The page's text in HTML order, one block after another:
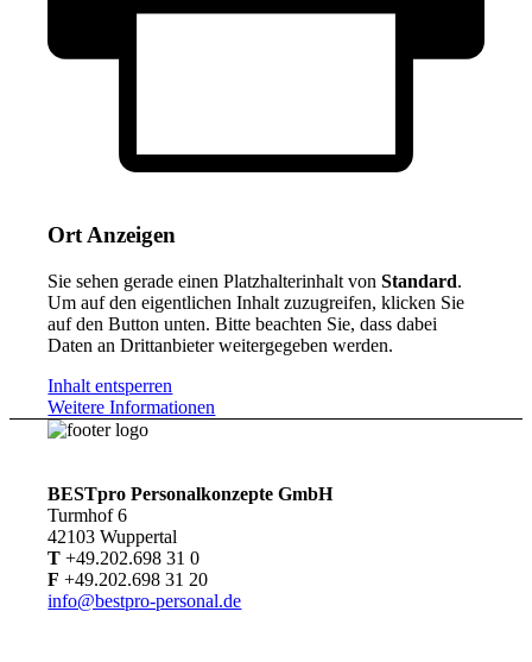
Ort Anzeigen
Sie sehen gerade einen Platzhalterinhalt vonStandard.
Um auf den eigentlichen Inhalt zuzugreifen, klicken Sie
auf den Button unten. Bitte beachten Sie, dass dabei
Daten an Drittanbieter weitergegeben werden.
Inhalt entsperren
Weitere Informationen
BESTpro Personalkonzepte GmbH
Turmhof 6
42103 Wuppertal
T +49.202.698 31 0
F +49.202.698 31 20
info@bestpro-personal.de